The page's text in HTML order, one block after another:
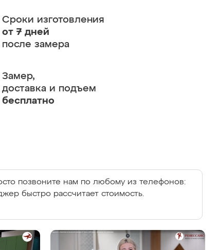
Сроки изготовления
от 7 дней
после замера
Замер,
доставка и подъем
бесплатно
позвоните нам по любому из телефонов:
быстро рассчитает стоимость.